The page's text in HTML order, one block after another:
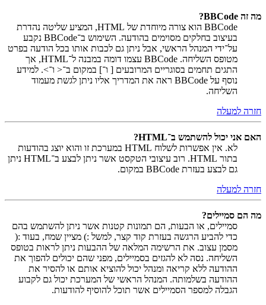
מה זה BBCode?
BBCode הוא צורה מיוחדת של HTML, המציע שליטה נהדרת
בעיצוב בחלקים מסוימים בהודעה. השימוש ב־BBCode נקבע
על־ידי המנהל הראשי, אבל ניתן גם לכבות אותו בכל הודעה בפרט
מטופס השליחה. BBCode עצמו דומה במבנה ל־HTML, אך
התגים תחמים בסוגריים המרובעים [ ו־] במקום ב־< ו־>. למידע
נוסף על BBCode ראה את המדריך אליו ניתן לגשת מעמוד
השליחה.
חזרה למעלה
האם אני יכול להשתמש ב־HTML?
לא. אין אפשרות לשלוח HTML במערכת זו והוא יוצג בהודעות
בתור HTML. רוב עיצובי הטקסט אשר ניתן לבצע ב־HTML ניתן
גם לבצע בעזרת BBCode במקום.
חזרה למעלה
מה הם סמיילים?
סמיילים, או הבעות, הם תמונות קטנות אשר ניתן להשתמש בהם
כדי להביע הרגשה בעזרת קוד קצר, למשל :) מציין שמח, בעוד :(
מסמן עצוב. את הרשימה המלאה של ההבעות ניתן לראות בטופס
השליחה. נסה לא להגזים בסמיילים, מפני שהם יכולים להפוך את
ההודעה ללא קריאה ומנהל יכול להוציא אותם או להסיר את
ההודעה בשלמותה. המנהל הראשי של המערכת יכול גם לקבוע
הגבלה למספר הסמיילים אשר תוכל להוסיף להודעות.